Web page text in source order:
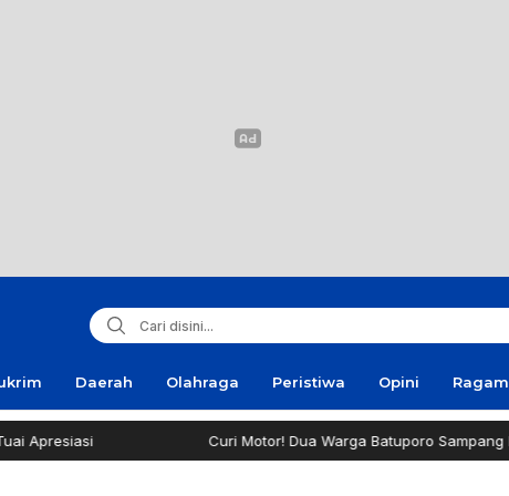
Daerah Olahraga Peristiwa Opini Ragam
Curi Motor! Dua Warga Batuporo Sampang Dibui